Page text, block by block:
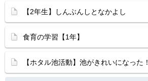
【2年生】しんぶんしとなかよし
食育の学習【1年】
【ホタル池活動】池がきれいになった！